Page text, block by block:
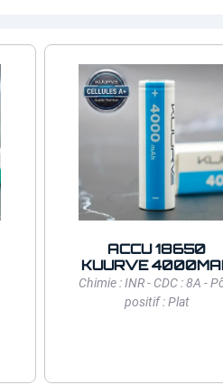
ACCU 18650
KUURVE
Chimie : INR - CDC : 8A -
positif : Plat